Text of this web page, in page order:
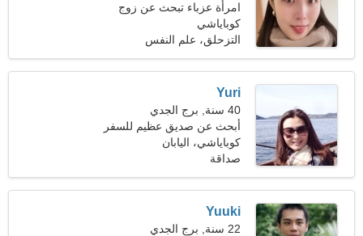
امرأة عزباء تبحث عن زوج
كوباياشي
التزحلق، علم النفس
Yuri
40 سنة, برج الجدي
أبحث عن صديق عظيم للسفر
معا
كوباياشي، اليابان
صداقة
Yuuki
22 سنة, برج الجدي